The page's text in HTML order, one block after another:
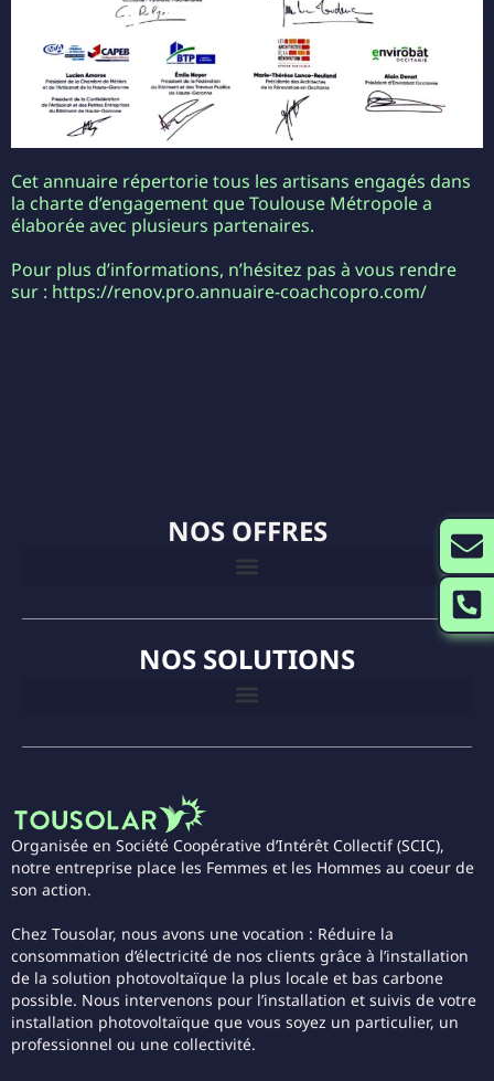
Cet annuaire répertorie tous les artisans engagés dans
la charte d’engagement que Toulouse Métropole a
élaborée avec plusieurs partenaires.
Pour plus d’informations, n’hésitez pas à vous rendre
sur : https://renov.pro.annuaire-coachcopro.com/
NOS OFFRES
NOS SOLUTIONS
Organisée en Société Coopérative d’Intérêt Collectif (SCIC),
notre entreprise place les Femmes et les Hommes au coeur de
son action.
Chez Tousolar, nous avons une vocation : Réduire la
consommation d’électricité de nos clients grâce à l’installation
de la solution photovoltaïque la plus locale et bas carbone
possible. Nous intervenons pour l’installation et suivis de votre
installation photovoltaïque que vous soyez un particulier, un
professionnel ou une collectivité.